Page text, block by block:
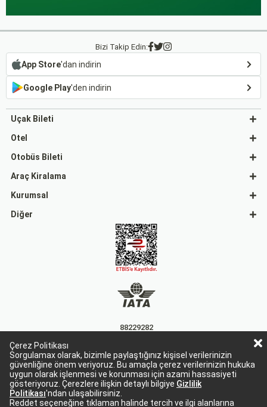
Çerez Politikası
Sorgulamax olarak, bizimle paylaştığınız kişisel verilerinizin
güvenliğine önem veriyoruz. Bu amaçla çerez verilerinizin hukuka
uygun olarak işlenmesi ve korunması için azami hassasiyeti
gösteriyoruz. Çerezlere ilişkin detaylı bilgiye Gizlilik
Politikası'ndan ulaşabilirsiniz.
Reddet seçeneğine tıklaman halinde tercih ve ilgi alanlarına
Bizi Takip Edin:
App Store'dan indirin
Google Play'den indirin
Uçak Bileti
Otel
Otobüs Bileti
Araç Kiralama
Kurumsal
Diğer
88229282
15863